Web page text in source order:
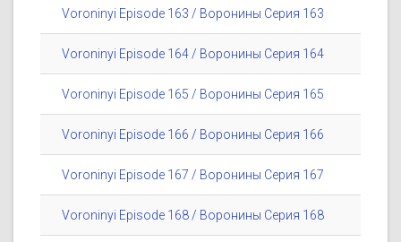
Voroninyi Episode 163 / Воронины Серия 163
Voroninyi Episode 164 / Воронины Серия 164
Voroninyi Episode 165 / Воронины Серия 165
Voroninyi Episode 166 / Воронины Серия 166
Voroninyi Episode 167 / Воронины Серия 167
Voroninyi Episode 168 / Воронины Серия 168